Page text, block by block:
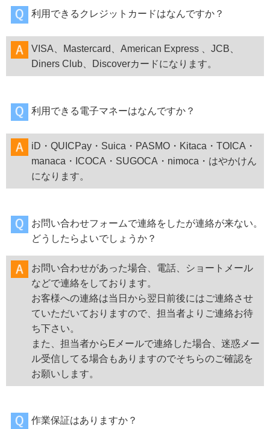
利用できるクレジットカードはなんですか？
VISA、Mastercard、American Express 、JCB、
Diners Club、Discoverカードになります。
利用できる電子マネーはなんですか？
iD・QUICPay・Suica・PASMO・Kitaca・TOICA・
manaca・ICOCA・SUGOCA・nimoca・はやかけん
になります。
お問い合わせフォームで連絡をしたが連絡が来ない。
どうしたらよいでしょうか？
お問い合わせがあった場合、電話、ショートメール
などで連絡をしております。
お客様への連絡は当日から翌日前後にはご連絡させ
ていただいておりますので、担当者よりご連絡お待
ち下さい。
また、担当者からEメールで連絡した場合、迷惑メー
ル受信してる場合もありますのでそちらのご確認を
お願いします。
作業保証はありますか？